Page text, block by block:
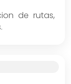
de rutas,